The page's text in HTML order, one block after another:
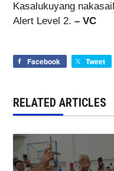
Kasalukuyang
Alert Level 2. – VC
Facebook Tweet
RELATED ARTICLES